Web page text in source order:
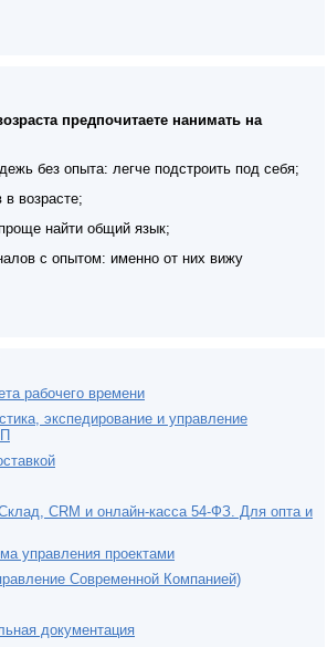
предпочитаете нанимать на
без опыта: легче подстроить под себя;
возрасте;
найти общий язык;
с опытом: именно от них вижу
рабочего времени
экспедирование и управление
CRM и онлайн-касса 54-ФЗ. Для опта и
управления проектами
Современной Компанией)
документация